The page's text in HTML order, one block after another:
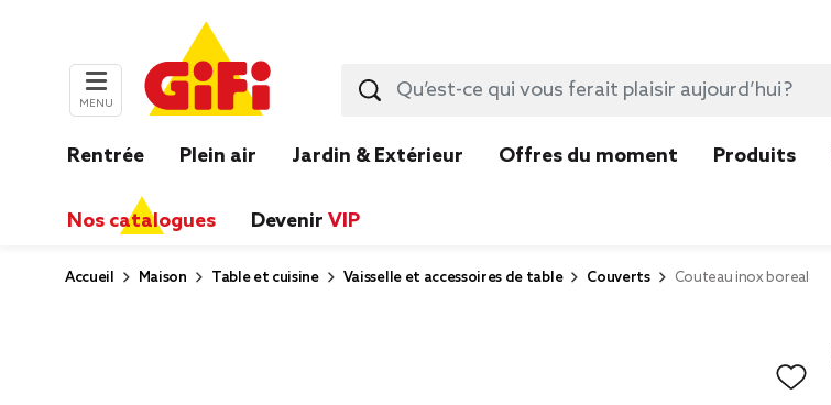
MENU
Rentrée Plein air Jardin & Extérieur Offres du moment Produits
Nos catalogues Devenir VIP
Accueil Maison Table et cuisine Vaisselle et accessoires de table Couverts Couteau inox boreal